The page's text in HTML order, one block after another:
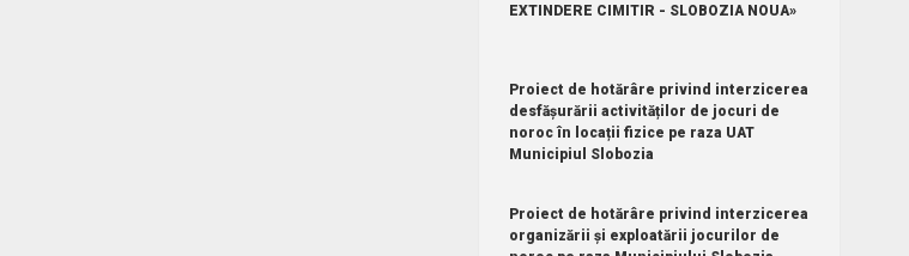
EXTINDERE CIMITIR - SLOBOZIA NOUA»
Proiect de hotărâre privind interzicerea
desfășurării activităților de jocuri de
noroc în locații fizice pe raza UAT
Municipiul Slobozia
Proiect de hotărâre privind interzicerea
organizării și exploatării jocurilor de